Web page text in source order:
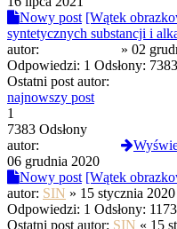
Nowy post [Wątek
syntetycznych substancji i
autor:
» 02
Odpowiedzi: 1 Odsłony: 7383
Ostatni post autor:
najnowszy post
1
7383 Odsłony
autor:
06 grudnia 2020
Nowy post [Wątek
autor: SIN » 15 stycznia 2020
Odpowiedzi: 1 Odsłony:
Ostatni post autor: SIN « 15